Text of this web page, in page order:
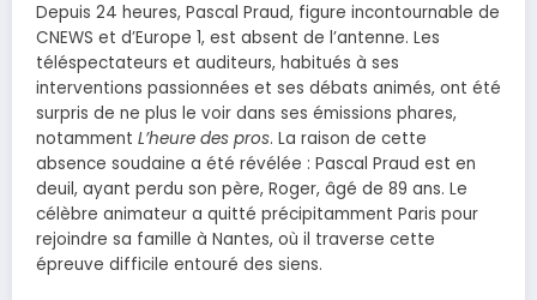
Depuis 24 heures, Pascal Praud, figure incontournable de
CNEWS et d’Europe 1, est absent de l’antenne. Les
téléspectateurs et auditeurs, habitués à ses
interventions passionnées et ses débats animés, ont été
surpris de ne plus le voir dans ses émissions phares,
notamment L’heure des pros. La raison de cette
absence soudaine a été révélée : Pascal Praud est en
deuil, ayant perdu son père, Roger, âgé de 89 ans. Le
célèbre animateur a quitté précipitamment Paris pour
rejoindre sa famille à Nantes, où il traverse cette
épreuve difficile entouré des siens.